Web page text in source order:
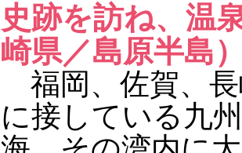
史跡を訪ね、温
崎県／島原半島
福岡、佐賀、
に接している九